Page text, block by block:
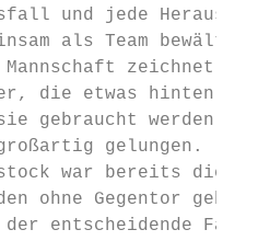
und jede
als Team bewältigt
zeichnet
die etwas hinten
gebraucht werden.
gelungen.
war bereits die
ohne Gegentor
entscheidende